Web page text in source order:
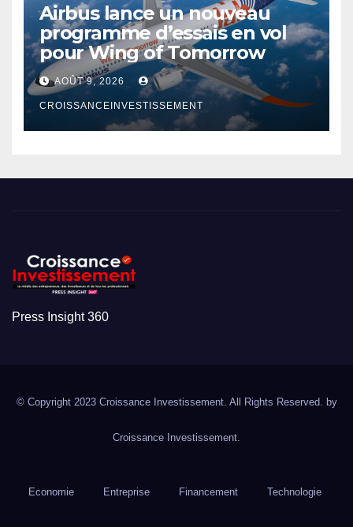
Airbus lance un nouveau
programme d’essais en vol
pour Wing of Tomorrow
AOÛT 9, 2026
CROISSANCEINVESTISSEMENT
Press Insight 360
© Copyright 2023 Croissance Investissement. All Rights Reserved. by
Croissance Investissement.
Economie Entreprise Financement Technologie